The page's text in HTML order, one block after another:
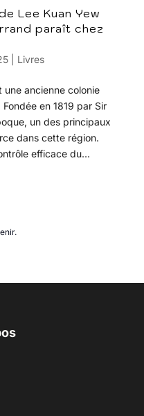
Lee Kuan Yew
paraît chez
| Livres
une ancienne colonie
en 1819 par Sir
un des principaux
dans cette région.
efficace du...